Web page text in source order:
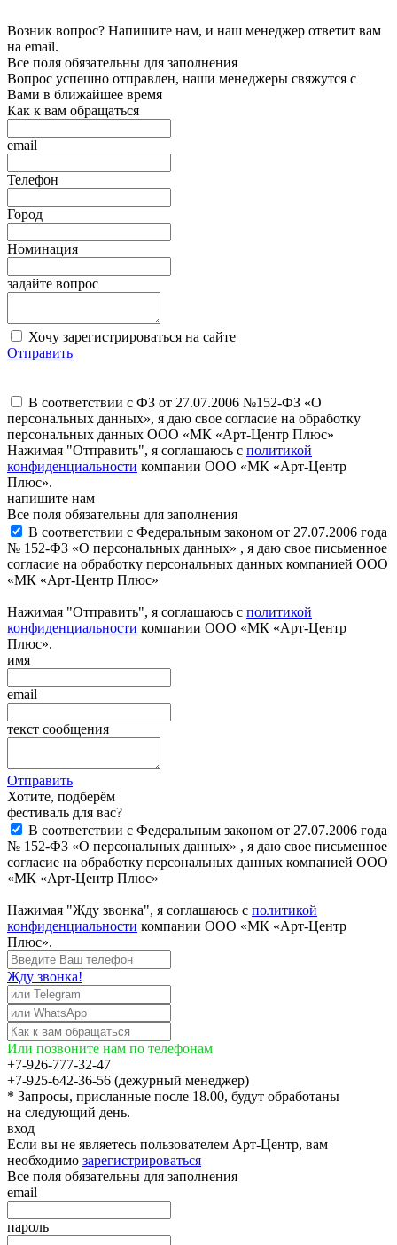
Возник вопрос? Напишите нам, и наш менеджер ответит вам
на email.
Все поля обязательны для заполнения
Вопрос успешно отправлен, наши менеджеры свяжутся с
Вами в ближайшее время
Как к вам обращаться
email
Телефон
Город
Номинация
задайте вопрос
Хочу зарегистрироваться на сайте
Отправить
В соответствии с ФЗ от 27.07.2006 №152-ФЗ «О
персональных данных», я даю свое согласие на обработку
персональных данных ООО «МК «Арт-Центр Плюс»
Нажимая "Отправить", я соглашаюсь с политикой
конфиденциальности компании ООО «МК «Арт-Центр
Плюс».
напишите нам
Все поля обязательны для заполнения
В соответствии с Федеральным законом от 27.07.2006 года
№ 152-ФЗ «О персональных данных» , я даю свое письменное
согласие на обработку персональных данных компанией ООО
«МК «Арт-Центр Плюс»
Нажимая "Отправить", я соглашаюсь с политикой
конфиденциальности компании ООО «МК «Арт-Центр
Плюс».
имя
email
текст сообщения
Отправить
Хотите, подберём
фестиваль для вас?
В соответствии с Федеральным законом от 27.07.2006 года
№ 152-ФЗ «О персональных данных» , я даю свое письменное
согласие на обработку персональных данных компанией ООО
«МК «Арт-Центр Плюс»
Нажимая "Жду звонка", я соглашаюсь с политикой
конфиденциальности компании ООО «МК «Арт-Центр
Плюс».
Жду звонка!
Или позвоните нам по телефонам
+7-926-777-32-47
+7-925-642-36-56 (дежурный менеджер)
* Запросы, присланные после 18.00, будут обработаны
на следующий день.
вход
Если вы не являетесь пользователем Арт-Центр, вам
необходимо зарегистрироваться
Все поля обязательны для заполнения
email
пароль